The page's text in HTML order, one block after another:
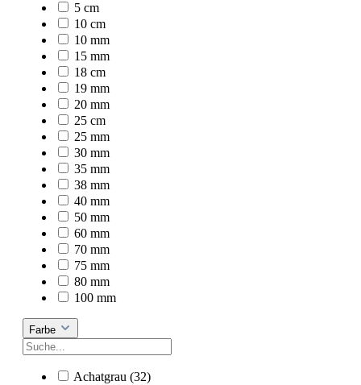
5 cm
10 cm
10 mm
15 mm
18 cm
19 mm
20 mm
25 cm
25 mm
30 mm
35 mm
38 mm
40 mm
50 mm
60 mm
70 mm
75 mm
80 mm
100 mm
Farbe
Achatgrau (32)